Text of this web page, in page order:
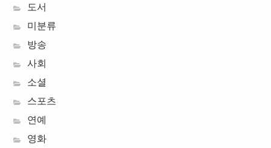
도서
미분류
방송
사회
소셜
스포츠
연예
영화